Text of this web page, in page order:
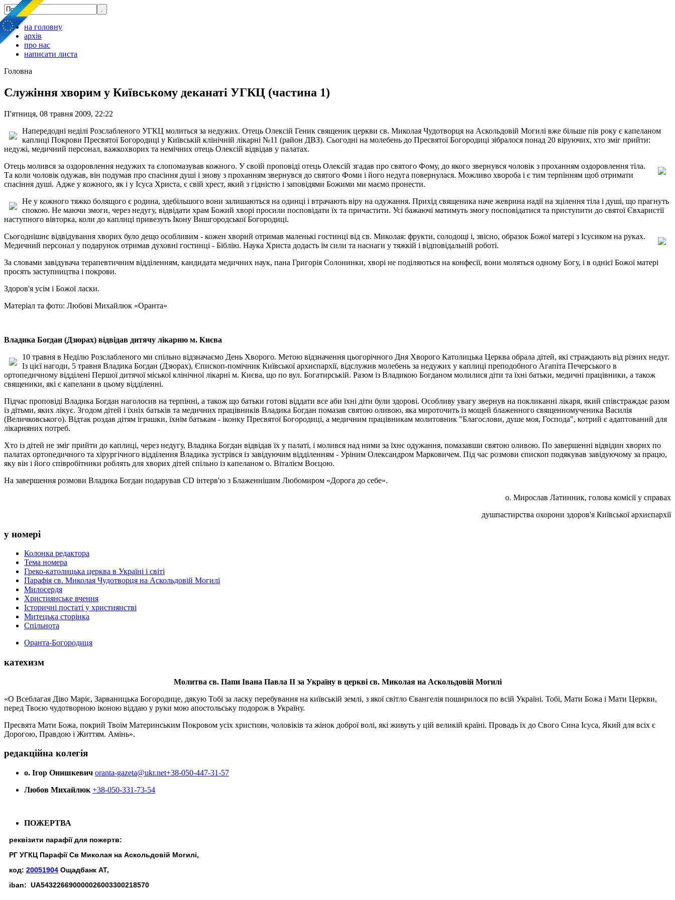
на головну
архів
про нас
написати листа
Головна
Служіння хворим у Київському деканаті УГКЦ (частина 1)
П'ятниця, 08 травня 2009, 22:22
Напередодні неділі Розслабленого УГКЦ молиться за недужих. Отець Олексій Геник священик церкви св. Миколая Чудотворця на Аскольдовій Могилі вже більше пів року є капеланом
каплиці Покрови Пресвятої Богородиці у Київській клінічній лікарні №11 (район ДВЗ). Сьогодні на молебень до Пресвятої Богородиці зібралося понад 20 віруючих, хто зміг прийти:
недужі, медичний персонал, важкохворих та немічних отець Олексій відвідав у палатах.
Отець молився за оздоровлення недужих та єлопомазував кожного. У своїй проповіді отець Олексій згадав про святого Фому, до якого звернувся чоловік з проханням оздоровлення тіла.
Та коли чоловік одужав, він подумав про спасіння душі і знову з проханням звернувся до святого Фоми і його недуга повернулася. Можливо хвороба і є тим терпінням щоб отримати
спасіння душі. Адже у кожного, як і у Ісуса Христа, є свій хрест, який з гідністю і заповідями Божими ми маємо пронести.
Не у кожного тяжко болящого є родина, здебільшого вони залишаються на одинці і втрачають віру на одужання. Прихід священика наче жеврина надії на зцілення тіла і душі, що прагнуть
спокою. Не маючи змоги, через недугу, відвідати храм Божий хворі просили посповідати їх та причастити. Усі бажаючі матимуть змогу посповідатися та приступити до святої Євхаристії
наступного вівторка, коли до каплиці привезуть Ікону Вишгородської Богородиці.
Сьогоднішнє відвідування хворих було дещо особливим - кожен хворий отримав маленькі гостинці від св. Миколая: фрукти, солодощі і, звісно, образок Божої матері з Ісусиком на руках.
Медичний персонал у подарунок отримав духовні гостинці - Біблію. Наука Христа додасть їм сили та наснаги у тяжкій і відповідальній роботі.
За словами завідувача терапевтичним відділенням, кандидата медичних наук, пана Григорія Солонинки, хворі не поділяються на конфесії, вони моляться одному Богу, і в однієї Божої матері
просять заступництва і покрови.
Здоров'я усім і Божої ласки.
Матеріал та фото: Любові Михайлюк «Оранта»
Владика Богдан (Дзюрах) відвідав дитячу лікарню м. Києва
10 травня в Неділю Розслабленого ми спільно відзначаємо День Хворого. Метою відзначення цьогорічного Дня Хворого Католицька Церква обрала дітей, які страждають від різних недуг.
Із цієї нагоди, 5 травня Владика Богдан (Дзюрах), Єпископ-помічник Київської архиєпархії, відслужив молебень за недужих у каплиці преподобного Агапіта Печерського в
ортопедичному відділені Першої дитячої міської клінічної лікарні м. Києва, що по вул. Богатирській. Разом із Владикою Богданом молилися діти та їхні батьки, медичні працівники, а також
священики, які є капелани в цьому відділенні.
Підчас проповіді Владика Богдан наголосив на терпінні, а також що батьки готові віддати все аби їхні діти були здорові. Особливу увагу звернув на покликанні лікаря, який співстраждає разом
із дітьми, яких лікує. Згодом дітей і їхніх батьків та медичних працівників Владика Богдан помазав святою оливою, яка мироточить із мощей блаженного священномученика Василія
(Величковського). Відтак роздав дітям іграшки, їхнім батькам - іконку Пресвятої Богородиці, а медичним працівникам молитовник "Благослови, душе моя, Господа", котрий є адаптований для
лікарняних потреб.
Хто із дітей не зміг прийти до каплиці, через недугу, Владика Богдан відвідав їх у палаті, і молився над ними за їхнє одужання, помазавши святою оливою. По завершенні відвідин хворих по
палатах ортопедичного та хірургічного відділення Владика зустрівся із завідуючим відділенням - Уріним Олександром Марковичем. Під час розмови єпископ подякував завідуючому за працю,
яку він і його співробітники роблять для хворих дітей спільно із капеланом о. Віталієм Воєцою.
На завершення розмови Владика Богдан подарував CD інтерв'ю з Блаженнішим Любомиром «Дорога до себе».
о. Мирослав Латинник, голова комісії у справах
душпастирства охорони здоров'я Київської архиєпархії
у номері
Колонка редактора
Тема номера
Греко-католицька церква в Україні і світі
Парафія св. Миколая Чудотворця на Аскольдовій Могилі
Милосердя
Християнське вчення
Історичні постаті у християнстві
Митецька сторінка
Спільнота
Оранта-Богородиця
катехизм
Молитва св. Папи Івана Павла ІІ за Україну в церкві св. Миколая на Аскольдовій Могилі
«О Всеблагая Діво Маріє, Зарваницька Богородице, дякую Тобі за ласку перебування на київській землі, з якої світло Євангелія поширилося по всій Україні. Тобі, Мати Божа і Мати Церкви,
перед Твоєю чудотворною іконою віддаю у руки мою апостольську подорож в Україну.
Пресвята Мати Божа, покрий Твоїм Материнським Покровом усіх християн, чоловіків та жінок доброї волі, які живуть у цій великій країні. Провадь їх до Свого Сина Ісуса, Який для всіх є
Дорогою, Правдою і Життям. Амінь».
редакційна колегія
о. Ігор Онишкевич oranta-gazeta@ukr.net+38-050-447-31-57
Любов Михайлюк +38-050-331-73-54
ПОЖЕРТВА
реквізити парафії для пожертв:
РГ УГКЦ Парафії Св Миколая на Аскольдовій Могилі,
код: 20051904 Ощадбанк АТ,
iban: UA543226690000026003300218570